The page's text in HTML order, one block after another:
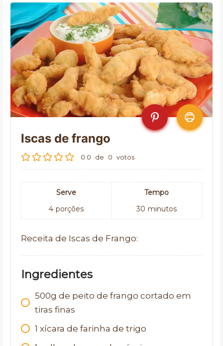
Iscas de frango
0.0 de 0 votos
Serve
4 porções
Tempo
30 minutos
Receita de Iscas de Frango:
Ingredientes
500g de peito de frango cortado em
tiras finas
1 xícara de farinha de trigo